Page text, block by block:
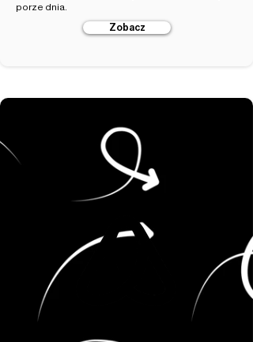
porze dnia.
Zobacz